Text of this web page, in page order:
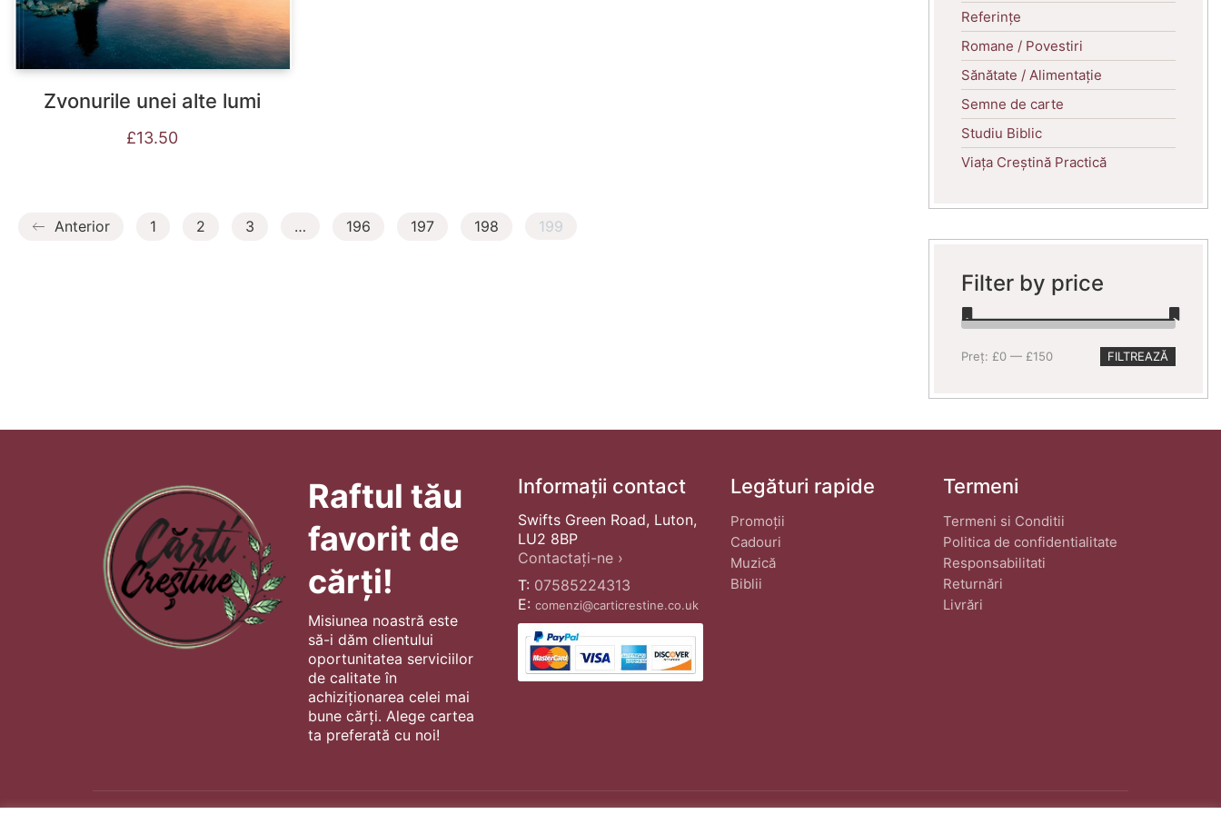
Zvonurile unei alte lumi
£13.50
Anterior 1 2 3 … 196 197 198 199
Referințe
Romane / Povestiri
Sănătate / Alimentație
Semne de carte
Studiu Biblic
Viața Creștină Practică
Filter by price
Preț
Preț
FILTREAZĂ
Preț: £0 — £150
Raftul tău
favorit de
cărți!
Misiunea noastră este
să-i dăm clientului
oportunitatea serviciilor
de calitate în
achiziționarea celei mai
bune cărți. Alege cartea
ta preferată cu noi!
Informații contact
Swifts Green Road, Luton,
LU2 8BP
Contactați-ne ›
T: 07585224313
E: comenzi@carticrestine.co.uk
Legături rapide
Promoții
Cadouri
Muzică
Biblii
Termeni
Termeni si Conditii
Politica de confidentialitate
Responsabilitati
Returnări
Livrări